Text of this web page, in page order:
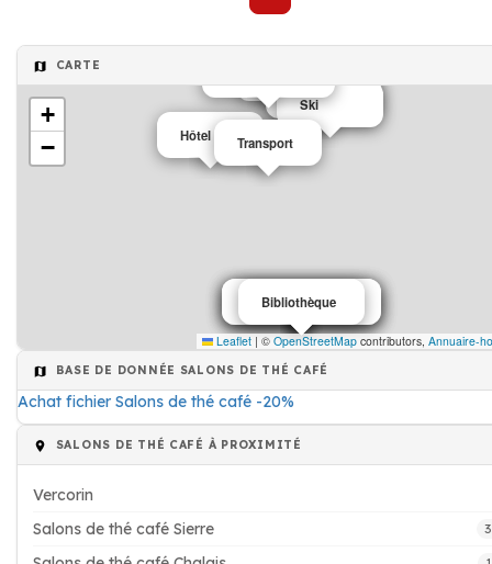
CARTE
Salons de thé café
Salons de thé café
Salons de thé café
Café
Bibliothèque
Restaurant
Ski
Hôtel
Transport
+
−
Leaflet | © OpenStreetMap contributors, Annuaire-
BASE DE DONNÉE SALONS DE THÉ CAFÉ
Achat fichier Salons de thé café -20%
SALONS DE THÉ CAFÉ À PROXIMITÉ
Vercorin
Salons de thé café Sierre